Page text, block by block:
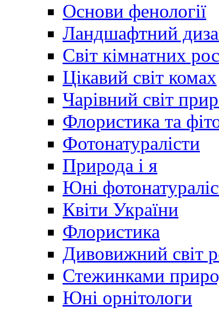
Основи фенології
Ландшафтний
Світ кімнатних
Цікавий світ комах
Чарівний світ
Флористика та
Фотонатуралісти
Природа і я
Юні
Квіти України
Флористика
Дивовижний світ
Стежинками
Юні орнітологи